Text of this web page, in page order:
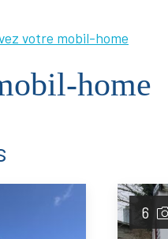
votre mobil-home
home
6